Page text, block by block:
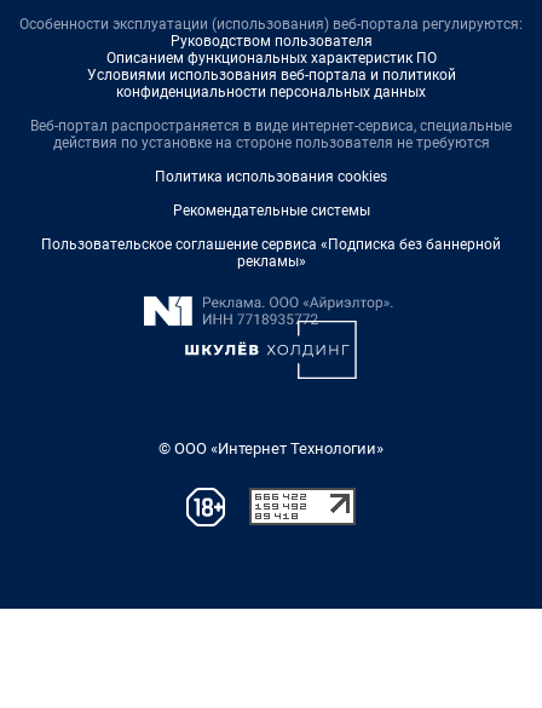
Особенности эксплуатации (использования) веб-портала регулируются:
Руководством пользователя
Описанием функциональных характеристик ПО
Условиями использования веб-портала и политикой
конфиденциальности персональных данных
Веб-портал распространяется в виде интернет-сервиса, специальные
действия по установке на стороне пользователя не требуются
Политика использования cookies
Рекомендательные системы
Пользовательское соглашение сервиса «Подписка без баннерной
рекламы»
© ООО «Интернет Технологии»